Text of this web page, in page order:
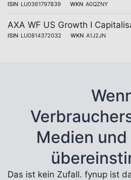
ISIN LU0361797839 WKN A0QZNY
AXA WF US Growth I
ISIN LU0814372032 WKN A1J2JN
Medien und
Das ist kein Zufall. fynup ist